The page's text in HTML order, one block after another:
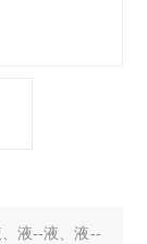
液--液、液--